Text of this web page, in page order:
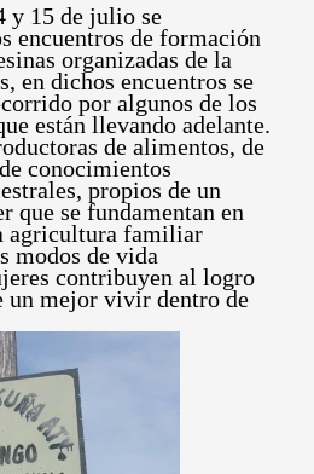
y 15 de julio se
encuentros de formación
organizadas de la
en dichos encuentros se
por algunos de los
están llevando adelante.
de alimentos, de
conocimientos
propios de un
que se fundamentan en
agricultura familiar
modos de vida
contribuyen al logro
un mejor vivir dentro de